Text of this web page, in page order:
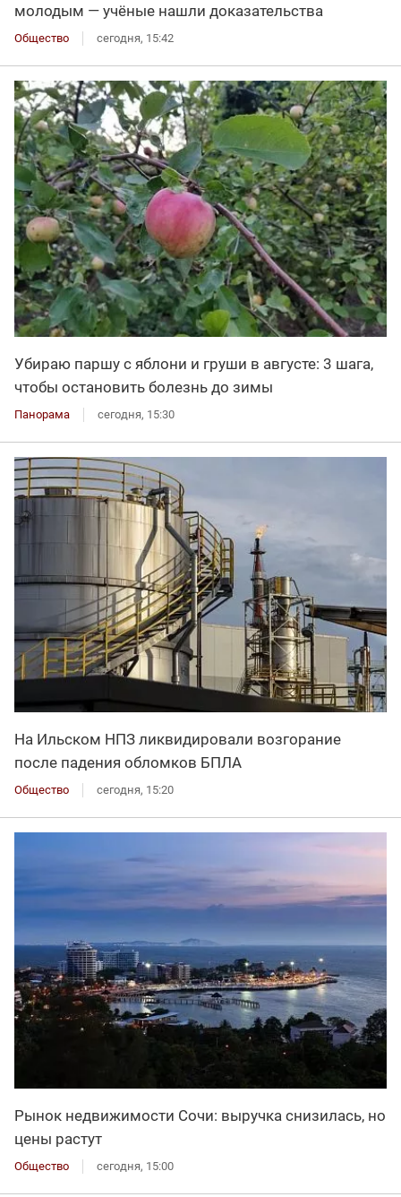
молодым — учёные нашли доказательства
Общество сегодня, 15:42
Убираю паршу с яблони и груши в августе: 3 шага,
чтобы остановить болезнь до зимы
Панорама сегодня, 15:30
На Ильском НПЗ ликвидировали возгорание
после падения обломков БПЛА
Общество сегодня, 15:20
Рынок недвижимости Сочи: выручка снизилась, но
цены растут
Общество сегодня, 15:00